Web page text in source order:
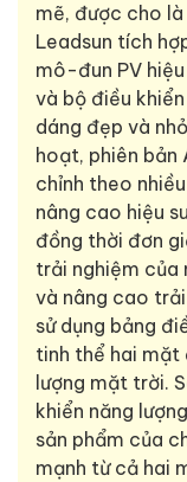
mẽ, được cho
Leadsun tích
mô-đun PV
và bộ điều
dáng đẹp và
hoạt, phiên bản
chỉnh theo
nâng cao hiệu
đồng thời đơn
trải nghiệm của
và nâng cao trải
sử dụng bảng
tinh thể hai mặt
lượng mặt trời.
khiển năng
sản phẩm của
mạnh từ cả hai